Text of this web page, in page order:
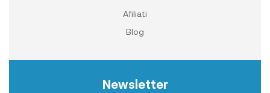
Afiliati
Blog
Newsletter